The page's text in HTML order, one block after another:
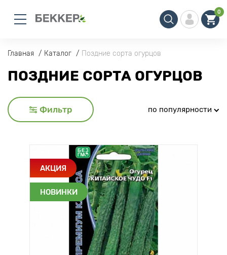
0
Главная Каталог Поздние сорта огурцов
ПОЗДНИЕ СОРТА ОГУРЦОВ
Фильтр по популярности
АКЦИЯ
НОВИНКИ